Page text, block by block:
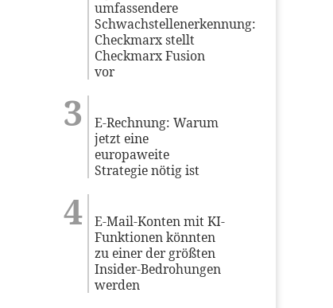
umfassendere
Schwachstellenerkennung:
Checkmarx stellt
Checkmarx Fusion
vor
E-Rechnung: Warum
jetzt eine
europaweite
Strategie nötig ist
E-Mail-Konten mit KI-
Funktionen könnten
zu einer der größten
Insider-Bedrohungen
werden